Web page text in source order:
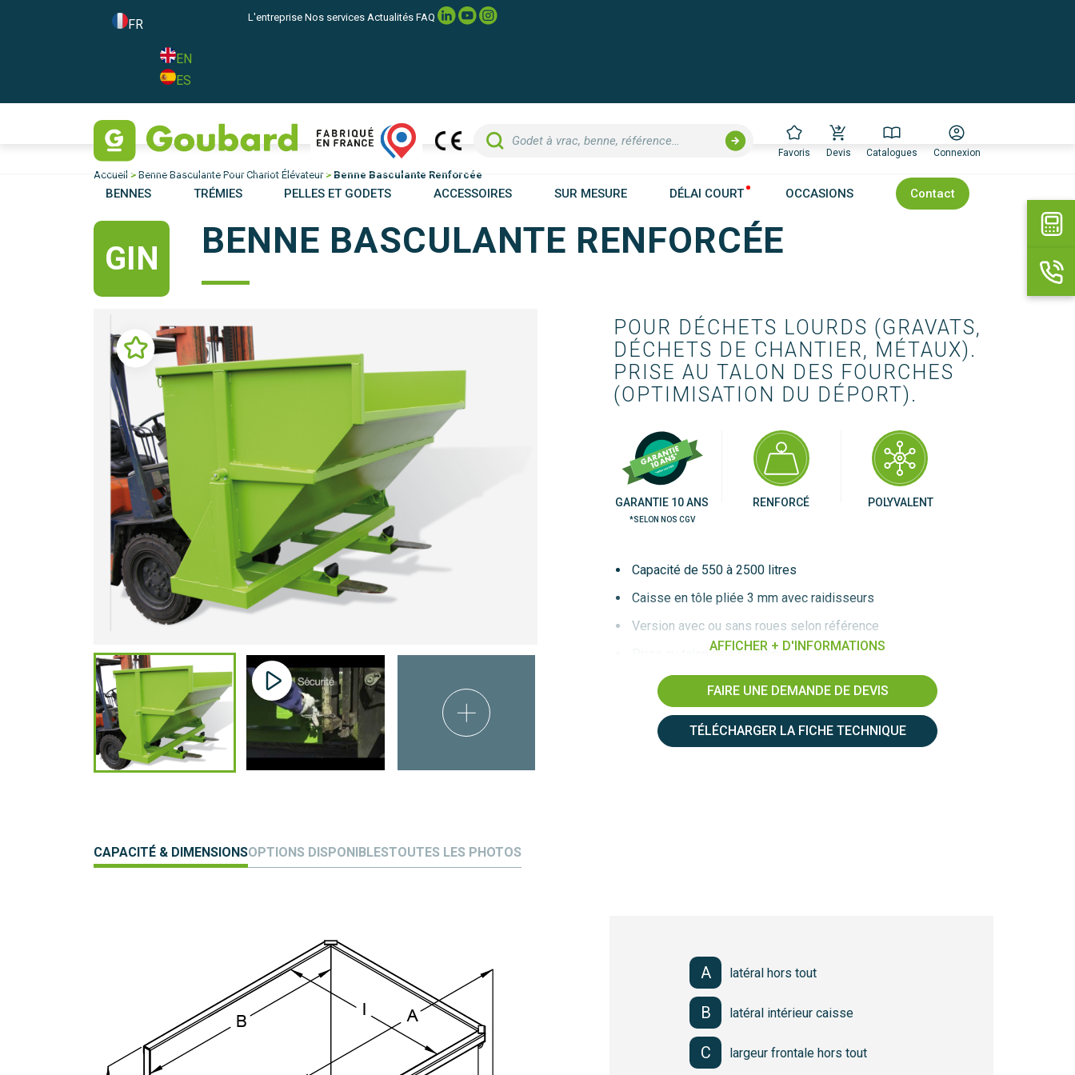
FR
EN
ES
L'entreprise Nos services Actualités FAQ
Favoris Devis Catalogues Connexion
BENNES TRÉMIES PELLES ET GODETS ACCESSOIRES SUR MESURE DÉLAI COURT OCCASIONS Contact
Accueil > Benne Basculante Pour Chariot Élévateur> Benne Basculante Renforcée
GIN BENNE BASCULANTE RENFORCÉE
POUR DÉCHETS LOURDS (GRAVATS,
DÉCHETS DE CHANTIER, MÉTAUX).
PRISE AU TALON DES FOURCHES
(OPTIMISATION DU DÉPORT).
GARANTIE 10 ANS
*SELON NOS CGV
RENFORCÉ POLYVALENT
Capacité de 550 à 2500 litres
Caisse en tôle pliée 3 mm avec raidisseurs
Version avec ou sans roues selon référence
Prise au talon des fourches
Caisse pliée avec ceinture supérieure renforcée par rebord 3
plis anti-coupure
Raidisseurs latéraux, frontaux et sur fond de caisse
Fourreaux débouchés hors modèle INP25000
Modèle sans roues avec passage transpalette entre les
Modèle sur roues équipé de 2 fixes et 2 pivotantes avec main
AFFICHER + D'INFORMATIONS
FAIRE UNE DEMANDE DE DEVIS
TÉLÉCHARGER LA FICHE TECHNIQUE
CAPACITÉ & DIMENSIONSOPTIONS DISPONIBLESTOUTES LES PHOTOS
A latéral hors tout
B latéral intérieur caisse
C largeur frontale hors tout